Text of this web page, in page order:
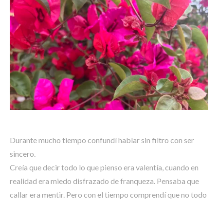
Durante mucho tiempo confundí hablar sin filtro con ser
sincero.
Creía que decir todo lo que pienso era valentía, cuando en
realidad era miedo disfrazado de franqueza. Pensaba que
callar era mentir. Pero con el tiempo comprendí que no todo